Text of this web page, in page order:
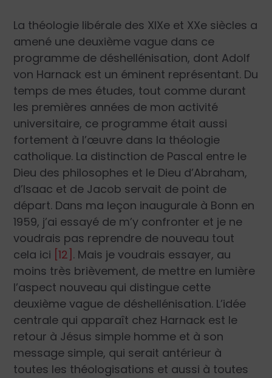
La théologie libérale des XIXe et XXe siècles a
amené une deuxième vague dans ce
programme de déshellénisation, dont Adolf
von Harnack est un éminent représentant. Du
temps de mes études, tout comme durant
les premières années de mon activité
universitaire, ce programme était aussi
fortement à l’œuvre dans la théologie
catholique. La distinction de Pascal entre le
Dieu des philosophes et le Dieu d’Abraham,
d’Isaac et de Jacob servait de point de
départ. Dans ma leçon inaugurale à Bonn en
1959, j’ai essayé de m’y confronter et je ne
voudrais pas reprendre de nouveau tout
cela ici [12] . Mais je voudrais essayer, au
moins très brièvement, de mettre en lumière
l’aspect nouveau qui distingue cette
deuxième vague de déshellénisation. L’idée
centrale qui apparaît chez Harnack est le
retour à Jésus simple homme et à son
message simple, qui serait antérieur à
toutes les théologisations et aussi à toutes